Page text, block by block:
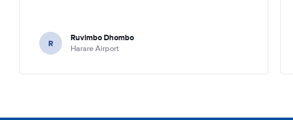
R Ruvimbo Dhombo
Harare Airport